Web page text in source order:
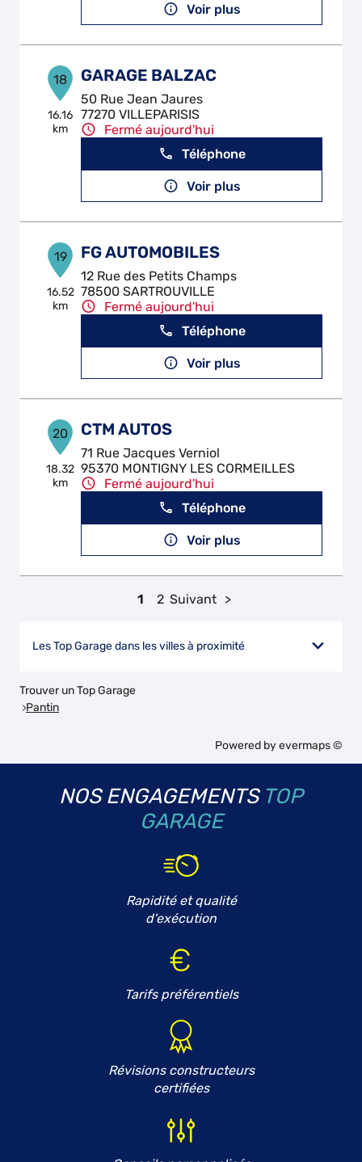
Voir plus
18
16.16
km
GARAGE BALZAC
50 Rue Jean Jaures
77270 VILLEPARISIS
Fermé aujourd'hui
Téléphone
Voir plus
19
16.52
km
FG AUTOMOBILES
12 Rue des Petits Champs
78500 SARTROUVILLE
Fermé aujourd'hui
Téléphone
Voir plus
20
18.32
km
CTM AUTOS
71 Rue Jacques Verniol
95370 MONTIGNY LES CORMEILLES
Fermé aujourd'hui
Téléphone
Voir plus
1 2 Suivant
Les Top Garage dans les villes à proximité
Trouver un Top Garage
Pantin
Powered byevermaps ©
NOS ENGAGEMENTS TOP
GARAGE
Rapidité et qualité
d'exécution
Tarifs préférentiels
Révisions constructeurs
certifiées